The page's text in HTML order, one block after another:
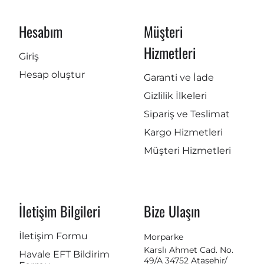
Hesabım
Giriş
Hesap oluştur
Müşteri
Hizmetleri
Garanti ve İade
Gizlilik İlkeleri
Sipariş ve Teslimat
Kargo Hizmetleri
Müşteri Hizmetleri
İletişim Bilgileri
İletişim Formu
Havale EFT Bildirim
Bize Ulaşın
Morparke
Karslı Ahmet Cad. No.
49/A 34752 Ataşehir/